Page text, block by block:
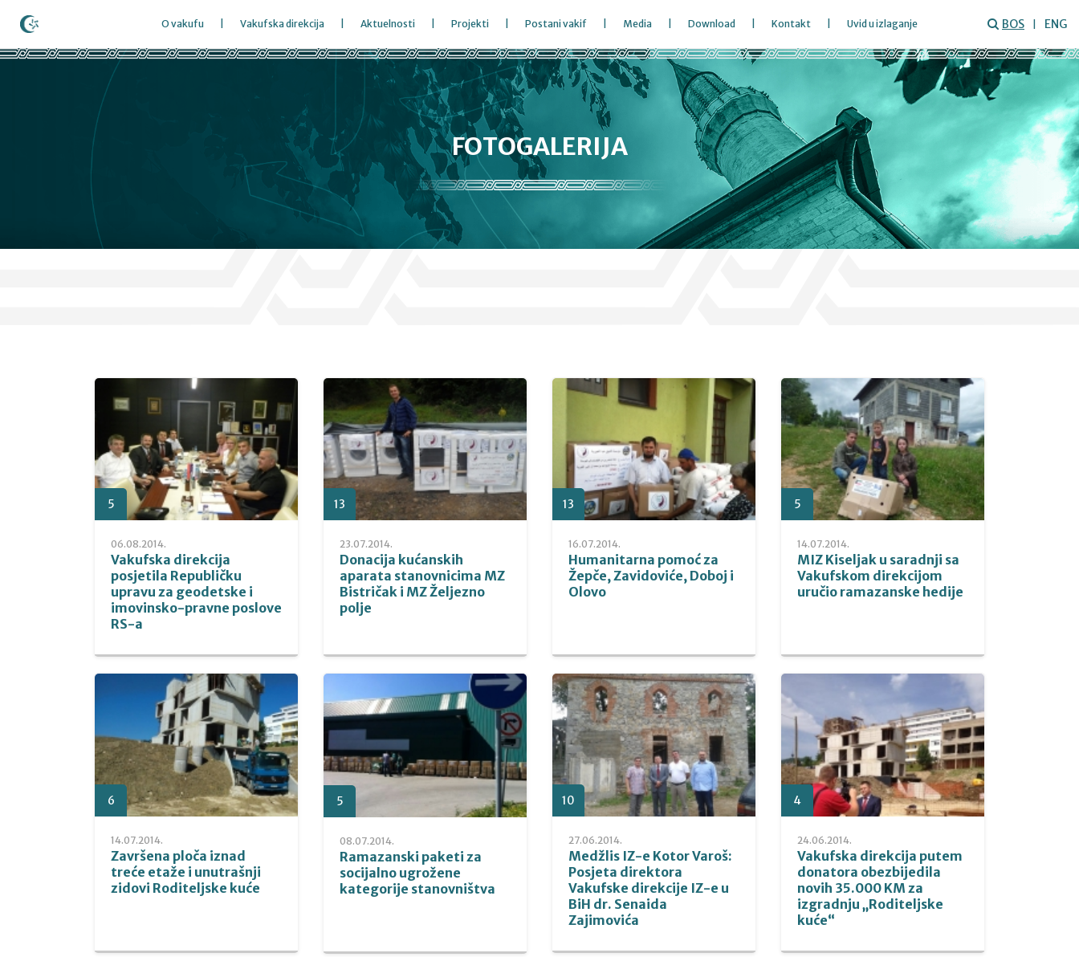
O vakufu Vakufska direkcija Aktuelnosti Projekti Postani vakif Media Download Kontakt Uvid u izlaganje BOS ENG
FOTOGALERIJA
5
06.08.2014.
Vakufska direkcija
posjetila Republičku
upravu za geodetske i
imovinsko-pravne poslove
RS-a
13
23.07.2014.
Donacija kućanskih
aparata stanovnicima MZ
Bistričak i MZ Željezno
polje
13
16.07.2014.
Humanitarna pomoć za
Žepče, Zavidoviće, Doboj i
Olovo
5
14.07.2014.
MIZ Kiseljak u saradnji sa
Vakufskom direkcijom
uručio ramazanske hedije
6
14.07.2014.
Završena ploča iznad
treće etaže i unutrašnji
zidovi Roditeljske kuće
5
08.07.2014.
Ramazanski paketi za
socijalno ugrožene
kategorije stanovništva
10
27.06.2014.
Medžlis IZ-e Kotor Varoš:
Posjeta direktora
Vakufske direkcije IZ-e u
BiH dr. Senaida
Zajimovića
4
24.06.2014.
Vakufska direkcija putem
donatora obezbijedila
novih 35.000 KM za
izgradnju „Roditeljske
kuće“